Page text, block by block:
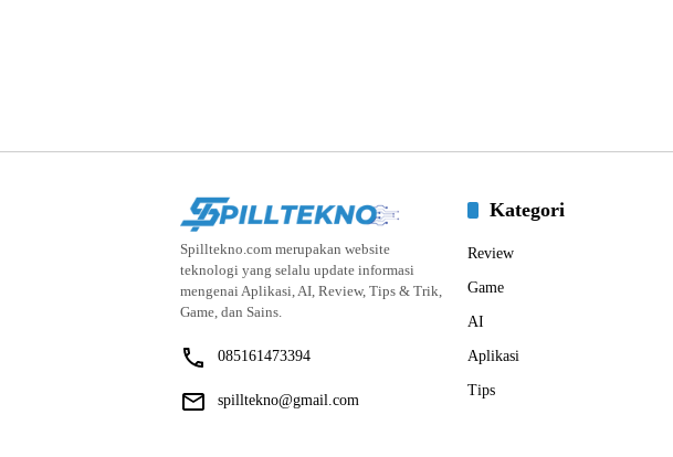
Spilltekno.com merupakan website
teknologi yang selalu update informasi
mengenai Aplikasi, AI, Review, Tips & Trik,
Game, dan Sains.
085161473394
spilltekno@gmail.com
Kategori
Review
Game
AI
Aplikasi
Tips